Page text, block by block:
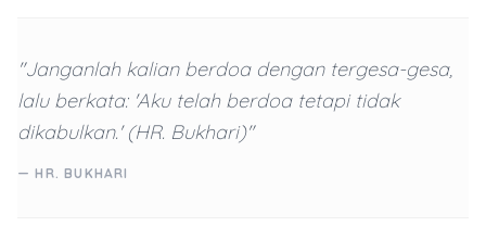
"Janganlah kalian berdoa dengan tergesa-gesa,
lalu berkata: 'Aku telah berdoa tetapi tidak
dikabulkan.' (HR. Bukhari)"
— HR. BUKHARI